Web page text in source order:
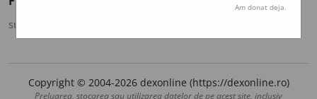
sursa:
Copyright © 2004-2026 dexonline (https://dexonline.ro)
Preluarea, stocarea sau utilizarea datelor de pe acest site, inclusiv
Am donat deja.